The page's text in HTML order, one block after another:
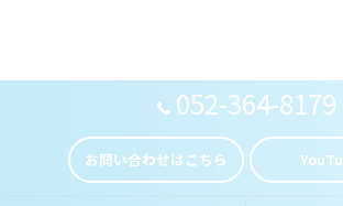
052-364-8179
お問い合わせはこちら